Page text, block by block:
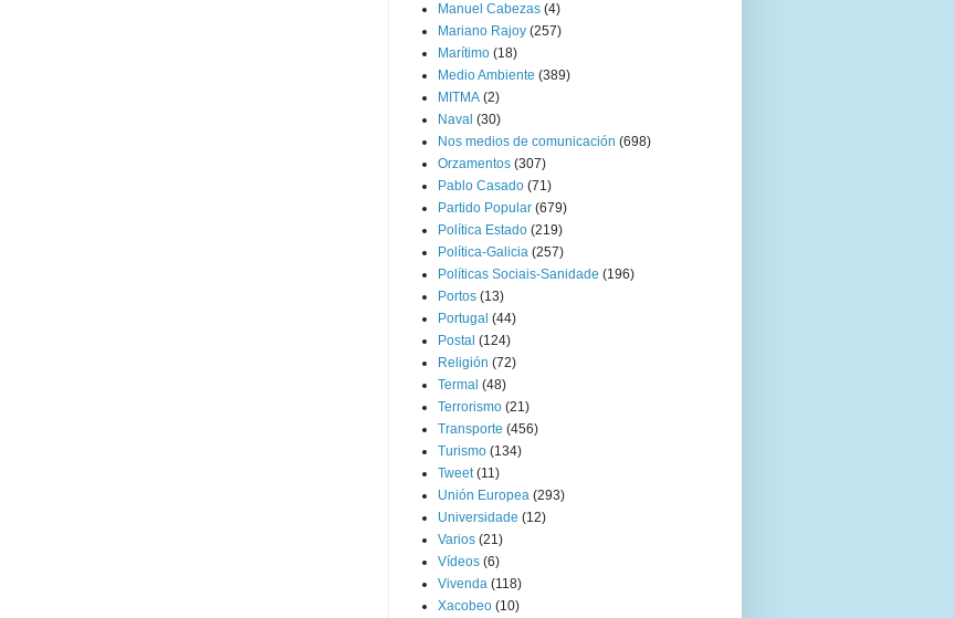
Manuel Cabezas (4)
Mariano Rajoy (257)
Marítimo (18)
Medio Ambiente (389)
MITMA (2)
Naval (30)
Nos medios de comunicación (698)
Orzamentos (307)
Pablo Casado (71)
Partido Popular (679)
Política Estado (219)
Política-Galicia (257)
Políticas Sociais-Sanidade (196)
Portos (13)
Portugal (44)
Postal (124)
Religión (72)
Termal (48)
Terrorismo (21)
Transporte (456)
Turismo (134)
Tweet (11)
Unión Europea (293)
Universidade (12)
Varios (21)
Vídeos (6)
Vivenda (118)
Xacobeo (10)